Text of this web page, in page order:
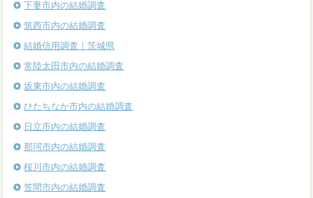
下妻市内の結婚調査
筑西市内の結婚調査
結婚信用調査｜茨城県
常陸太田市内の結婚調査
坂東市内の結婚調査
ひたちなか市内の結婚調査
日立市内の結婚調査
那珂市内の結婚調査
桜川市内の結婚調査
笠間市内の結婚調査